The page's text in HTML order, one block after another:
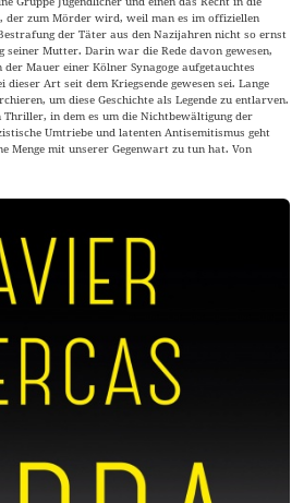
der zum Mörder wird, weil man es im offiziellen
der Täter aus den Nazijahren nicht so ernst
Mutter. Darin war die Rede davon gewesen,
Mauer einer Kölner Synagoge aufgetauchtes
dieser Art seit dem Kriegsende gewesen sei. Lange
um diese Geschichte als Legende zu entlarven.
Thriller, in dem es um die Nichtbewältigung der
Umtriebe und latenten Antisemitismus geht
Menge mit unserer Gegenwart zu tun hat. Von